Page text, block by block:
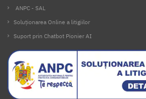
ANPC - SAL
Soluționarea Online a litigiilor
Suport prin Chatbot Pionier AI